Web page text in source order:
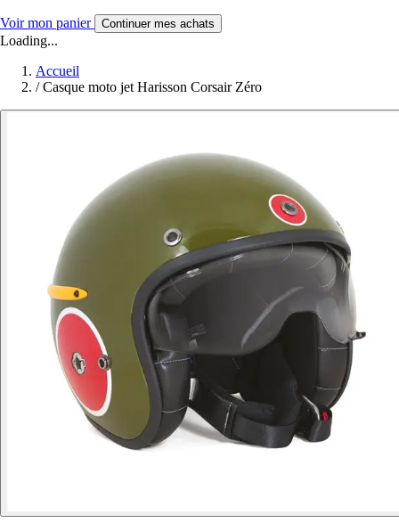
Voir mon panier Continuer mes achats
Loading...
Accueil
/ Casque moto jet Harisson Corsair Zéro